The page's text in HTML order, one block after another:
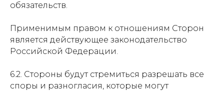
обязательств.
Применимым правом к отношениям Сторон
является действующее законодательство
Российской Федерации.
6.2. Стороны будут стремиться разрешать все
споры и разногласия, которые могут